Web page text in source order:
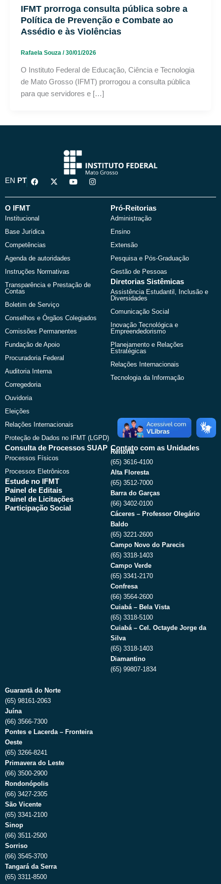
IFMT prorroga consulta pública sobre a
Política de Prevenção e Combate ao
Assédio e às Violências
Rafaela Souza /30/01/2026
O Instituto Federal de Educação, Ciência e Tecnologia
de Mato Grosso (IFMT) prorrogou a consulta pública
para que servidores e […]
EN PT
F
a
e
o
k
X
-
w
Y
o
t
I
n
t
O IFMT
Institucional
Base Jurídica
Competências
Agenda de autoridades
Instruções Normativas
Transparência e Prestação de
Contas
Boletim de Serviço
Conselhos e Órgãos Colegiados
Comissões Permanentes
Fundação de Apoio
Procuradoria Federal
Auditoria Interna
Corregedoria
Ouvidoria
Eleições
Relações Internacionais
Proteção de Dados no IFMT (LGPD)
Pró-Reitorias
Administração
Ensino
Extensão
Pesquisa e Pós-Graduação
Gestão de Pessoas
Diretorias Sistêmicas
Assistência Estudantil, Inclusão e
Diversidades
Comunicação Social
Inovação Tecnológica e
Empreendedorismo
Planejamento e Relações
Estratégicas
Relações Internacionais
Tecnologia da Informação
Consulta de Processos SUAP
Processos Físicos
Processos Eletrônicos
Estude no IFMT
Painel de Editais
Painel de Licitações
Participação Social
Contato com as Unidades
Reitoria
(65) 3616-4100
Alta Floresta
(65) 3512-7000
Barra do Garças
(66) 3402-0100
Cáceres – Professor Olegário
Baldo
(65) 3221-2600
Campo Novo do Parecis
(65) 3318-1403
Campo Verde
(65) 3341-2170
Confresa
(66) 3564-2600
Cuiabá – Bela Vista
(65) 3318-5100
Cuiabá – Cel. Octayde Jorge da
Silva
(65) 3318-1403
Diamantino
(65) 99807-1834
Guarantã do Norte
(65) 98161-2063
Juína
(66) 3566-7300
Pontes e Lacerda – Fronteira
Oeste
(65) 3266-8241
Primavera do Leste
(66) 3500-2900
Rondonópolis
(66) 3427-2305
São Vicente
(65) 3341-2100
Sinop
(66) 3511-2500
Sorriso
(66) 3545-3700
Tangará da Serra
(65) 3311-8500